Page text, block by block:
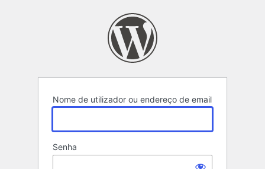
Nome de utilizador ou endereço de email
Senha